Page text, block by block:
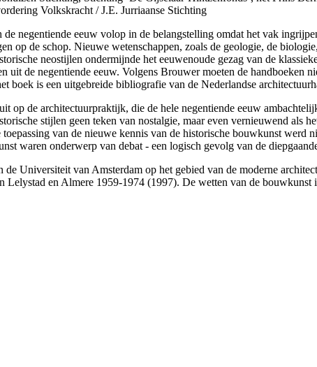
Volkskracht / J.E. Jurriaanse Stichting
negentiende eeuw volop in de belangstelling omdat het vak
op de schop. Nieuwe wetenschappen, zoals de geologie, de
neostijlen ondermijnde het eeuwenoude gezag van de
uit de negentiende eeuw. Volgens Brouwer moeten de handboeken
boek is een uitgebreide bibliografie van de Nederlandse
op de architectuurpraktijk, die de hele negentiende eeuw
stijlen geen teken van nostalgie, maar even vernieuwend als
van de nieuwe kennis van de historische bouwkunst werd
waren onderwerp van debat - een logisch gevolg van de
Universiteit van Amsterdam op het gebied van de moderne
Lelystad en Almere 1959-1974 (1997). De wetten van de bouwkunst